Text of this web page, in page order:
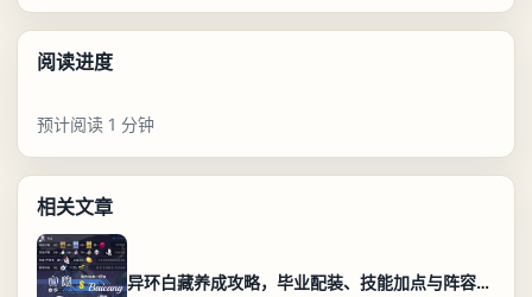
阅读进度
预计阅读 1 分钟
相关文章
异环白藏养成攻略，毕业配装、技能加点与阵容搭配保姆级解析